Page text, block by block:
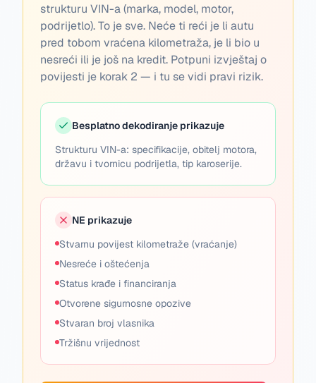
strukturu VIN-a (marka, model, motor,
podrijetlo). To je sve. Neće ti reći je li autu
pred tobom vraćena kilometraža, je li bio u
nesreći ili je još na kredit. Potpuni izvještaj o
povijesti je korak 2 — i tu se vidi pravi rizik.
Besplatno dekodiranje prikazuje
Strukturu VIN-a: specifikacije, obitelj motora,
državu i tvornicu podrijetla, tip karoserije.
NE prikazuje
Stvarnu povijest kilometraže (vraćanje)
Nesreće i oštećenja
Status krađe i financiranja
Otvorene sigurnosne opozive
Stvaran broj vlasnika
Tržišnu vrijednost